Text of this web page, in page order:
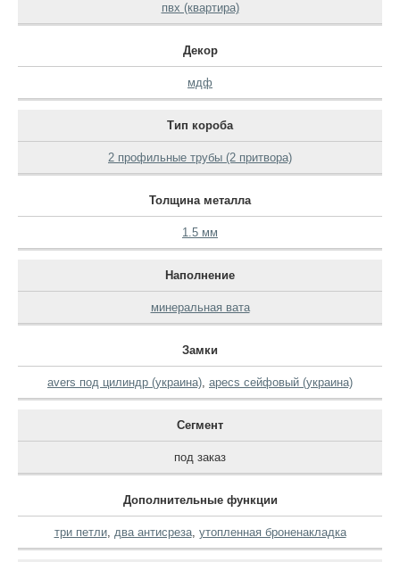
пвх (квартира)
Декор
мдф
Тип короба
2 профильные трубы (2 притвора)
Толщина металла
1.5 мм
Наполнение
минеральная вата
Замки
avers под цилиндр (украина), apecs сейфовый (украина)
Сегмент
под заказ
Дополнительные функции
три петли, два антисреза, утопленная броненакладка